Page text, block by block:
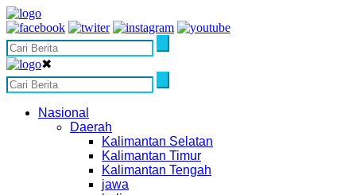
✖
Nasional
Daerah
Kalimantan Selatan
Kalimantan Timur
Kalimantan Tengah
jawa